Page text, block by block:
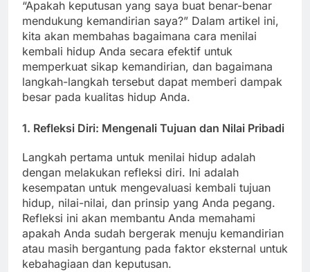
“Apakah keputusan yang saya buat benar-benar
mendukung kemandirian saya?” Dalam artikel ini,
kita akan membahas bagaimana cara menilai
kembali hidup Anda secara efektif untuk
memperkuat sikap kemandirian, dan bagaimana
langkah-langkah tersebut dapat memberi dampak
besar pada kualitas hidup Anda.
1. Refleksi Diri: Mengenali Tujuan dan Nilai Pribadi
Langkah pertama untuk menilai hidup adalah
dengan melakukan refleksi diri. Ini adalah
kesempatan untuk mengevaluasi kembali tujuan
hidup, nilai-nilai, dan prinsip yang Anda pegang.
Refleksi ini akan membantu Anda memahami
apakah Anda sudah bergerak menuju kemandirian
atau masih bergantung pada faktor eksternal untuk
kebahagiaan dan keputusan.